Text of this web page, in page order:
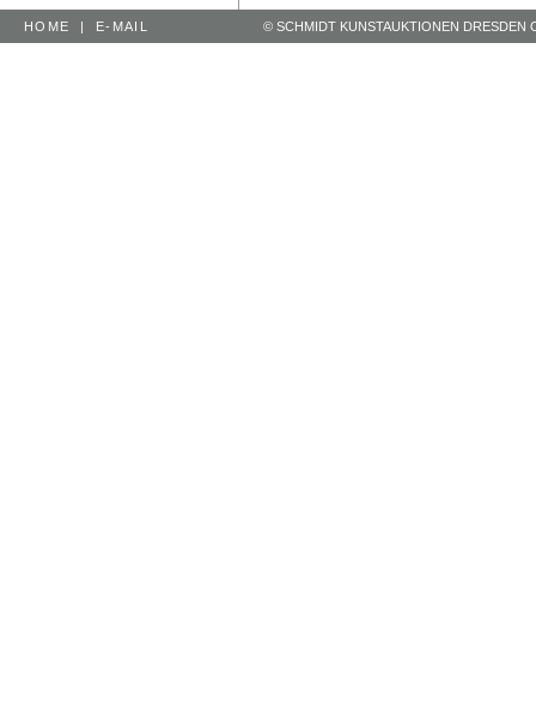
HOME | E-MAIL © SCHMIDT KUNSTAUKTIONEN DRESDEN